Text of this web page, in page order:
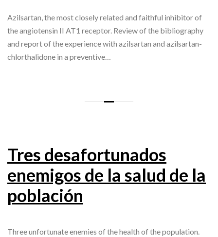
Azilsartan, the most closely related and faithful inhibitor of
the angiotensin II AT1 receptor. Review of the bibliography
and report of the experience with azilsartan and azilsartan-
chlorthalidone in a preventive…
Tres desafortunados
enemigos de la salud de la
población
Three unfortunate enemies of the health of the population.